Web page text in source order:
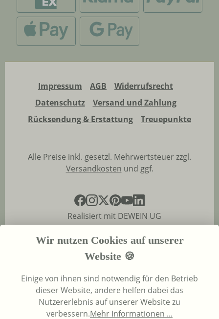
Impressum AGB
Widerrufsrecht
Datenschutz
Versand und Zahlung
Rücksendung & Erstattung
Treuepunkte
Alle Preise inkl. gesetzl. Mehrwertsteuer zzgl.
Versandkosten und ggf.
Realisiert mit DEWEIN UG
Wir nutzen Cookies auf unserer
Website 🍪
Einige von ihnen sind notwendig für den Betrieb
dieser Website, andere helfen dabei das
Nutzererlebnis auf unserer Website zu
verbessern.Mehr Informationen ...